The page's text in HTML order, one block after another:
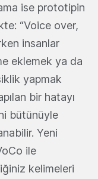
ise prototipin
“Voice over,
insanlar
eklemek ya da
yapmak
bir hatayı
bütünüyle
Yeni
ile
kelimeleri